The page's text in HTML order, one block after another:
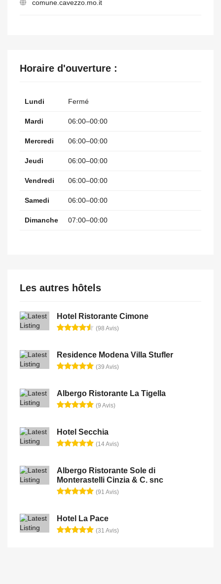
comune.cavezzo.mo.it
Horaire d'ouverture :
Lundi Fermé
Mardi 06:00–00:00
Mercredi 06:00–00:00
Jeudi 06:00–00:00
Vendredi 06:00–00:00
Samedi 06:00–00:00
Dimanche 07:00–00:00
Les autres hôtels
Hotel Ristorante Cimone
(98 Avis)
Residence Modena Villa Stufler
(39 Avis)
Albergo Ristorante La Tigella
(9 Avis)
Hotel Secchia
(14 Avis)
Albergo Ristorante Sole di
Monterastelli Cinzia & C. snc
(91 Avis)
Hotel La Pace
(31 Avis)